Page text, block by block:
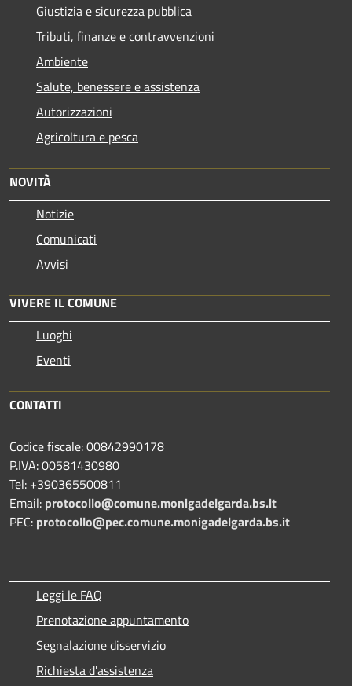
Giustizia e sicurezza pubblica
Tributi, finanze e contravvenzioni
Ambiente
Salute, benessere e assistenza
Autorizzazioni
Agricoltura e pesca
NOVITÀ
Notizie
Comunicati
Avvisi
VIVERE IL COMUNE
Luoghi
Eventi
CONTATTI
Codice fiscale: 00842990178
P.IVA: 00581430980
Tel: +390365500811
Email: protocollo@comune.monigadelgarda.bs.it
PEC: protocollo@pec.comune.monigadelgarda.bs.it
Leggi le FAQ
Prenotazione appuntamento
Segnalazione disservizio
Richiesta d'assistenza